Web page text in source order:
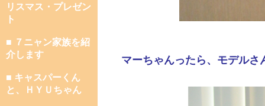
リスマス・プレゼン
ト
■ ７ニャン家族を紹
介します
■ キャスパーくん
と、ＨＹＵちゃん
マーちゃんったら、モデルさ